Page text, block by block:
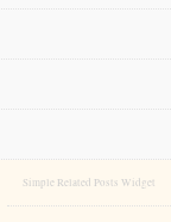
Simple Related Posts Widget